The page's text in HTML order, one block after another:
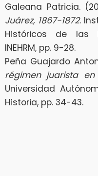
Galeana Patricia.
Juárez, 1867-1872.
Históricos de las
INEHRM, pp. 9-28.
Peña Guajardo
régimen juarista
Universidad
Historia, pp. 34-43.